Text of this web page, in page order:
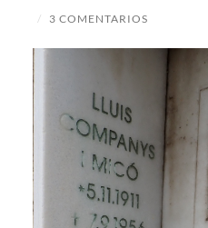
/ 3 COMENTARIOS